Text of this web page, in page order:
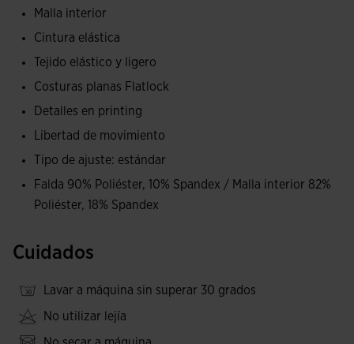
Fabricación en tejido de alta calidad, ligero y elástico para
no poner límites a la movilidad.
Logotipo Joma en printing de goma.
Malla interior
Cintura elástica
Tejido elástico y ligero
Costuras planas Flatlock
Detalles en printing
Libertad de movimiento
Tipo de ajuste: estándar
Falda 90% Poliéster, 10% Spandex / Malla interior 82%
Poliéster, 18% Spandex
Cuidados
Lavar a máquina sin superar 30 grados
No utilizar lejía